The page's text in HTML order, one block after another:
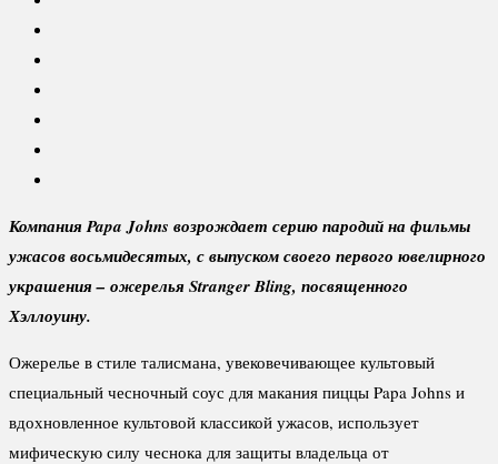
Компания Papa Johns возрождает серию пародий на фильмы
ужасов восьмидесятых, с выпуском своего первого ювелирного
украшения – ожерелья Stranger Bling, посвященного
Хэллоуину.
Ожерелье в стиле талисмана, увековечивающее культовый
специальный чесночный соус для макания пиццы Papa Johns и
вдохновленное культовой классикой ужасов, использует
мифическую силу чеснока для защиты владельца от